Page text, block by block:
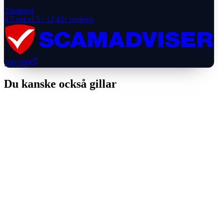
Trustpilot
4.7 out of 5 · 12,431 reviews
100/100
Du kanske också gillar